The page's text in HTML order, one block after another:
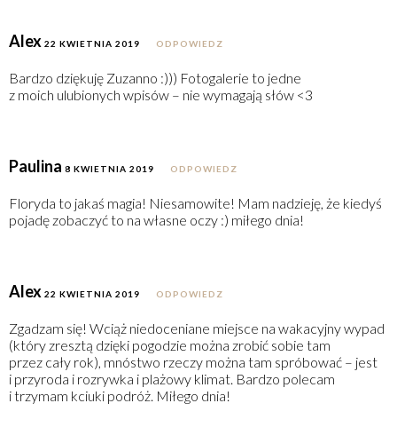
Alex 22 KWIETNIA 2019 ODPOWIEDZ
Bardzo dziękuję Zuzanno :))) Fotogalerie to jedne
z moich ulubionych wpisów – nie wymagają słów <3
Paulina 8 KWIETNIA 2019 ODPOWIEDZ
Floryda to jakaś magia! Niesamowite! Mam nadzieję, że kiedyś
pojadę zobaczyć to na własne oczy :) miłego dnia!
Alex 22 KWIETNIA 2019 ODPOWIEDZ
Zgadzam się! Wciąż niedoceniane miejsce na wakacyjny wypad
(który zresztą dzięki pogodzie można zrobić sobie tam
przez cały rok), mnóstwo rzeczy można tam spróbować – jest
i przyroda i rozrywka i plażowy klimat. Bardzo polecam
i trzymam kciuki podróż. Miłego dnia!